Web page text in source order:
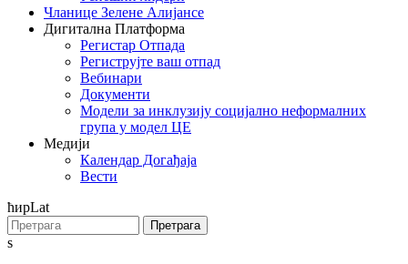
Чланице Зелене Алијансе
Дигитална Платформа
Регистар Отпада
Региструјте ваш отпад
Вебинари
Документи
Модели за инклузију социјално неформалних
група у модел ЦЕ
Медији
Календар Догађаја
Вести
ћирLat
Претрага
s